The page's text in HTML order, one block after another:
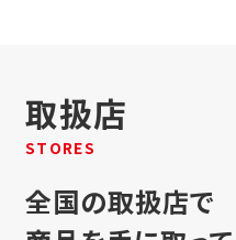
取扱店
STORES
全国の取扱店で